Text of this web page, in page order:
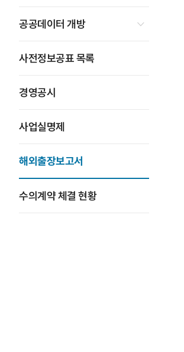
공공데이터 개방
사전정보공표 목록
경영공시
사업실명제
해외출장보고서
수의계약 체결 현황